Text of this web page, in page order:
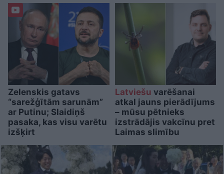
Zelenskis gatavs
“sarežģītām sarunām”
ar Putinu; Slaidiņš
pasaka, kas visu varētu
izšķirt
Latviešu varēšanai
atkal jauns pierādījums
– mūsu pētnieks
izstrādājis vakcīnu pret
Laimas slimību